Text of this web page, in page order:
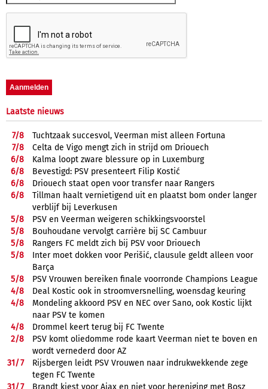
Laatste nieuws
7/8
Tuchtzaak succesvol, Veerman mist alleen Fortuna
7/8
Celta de Vigo mengt zich in strijd om Driouech
6/8
Kalma loopt zware blessure op in Luxemburg
6/8
Bevestigd: PSV presenteert Filip Kostić
6/8
Driouech staat open voor transfer naar Rangers
6/8
Tillman haalt vernietigend uit en plaatst bom onder langer
verblijf bij Leverkusen
5/8
PSV en Veerman weigeren schikkingsvoorstel
5/8
Bouhoudane vervolgt carrière bij SC Cambuur
5/8
Rangers FC meldt zich bij PSV voor Driouech
5/8
Inter moet dokken voor Perišić, clausule geldt alleen voor
Barça
5/8
PSV Vrouwen bereiken finale voorronde Champions League
4/8
Deal Kostic ook in stroomversnelling, woensdag keuring
4/8
Mondeling akkoord PSV en NEC over Sano, ook Kostic lijkt
naar PSV te komen
4/8
Drommel keert terug bij FC Twente
2/8
PSV komt oliedomme rode kaart Veerman niet te boven en
wordt vernederd door AZ
31/7
Rijsbergen leidt PSV Vrouwen naar indrukwekkende zege
tegen FC Twente
31/7
Brandt kiest voor Ajax en niet voor hereniging met Bosz